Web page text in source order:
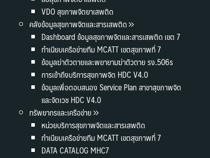
VDO สุขภาพจิตยาเสพติด
คลังข้อมูลสุขภาพจิตและสารเสพติด
Dashboard ข้อมูลสุขภาพจิตและสารเสพติด เขต 7
ทำเนียบเครือข่ายทีม MCATT เขตสุขภาพที่ 7
ข้อมูลฆ่าตัวตายและพยายามฆ่าตัวตาย รง.506s
การเข้าถึงบริการสุขภาพจิต HDC V4.0
ข้อมูลเพื่อตอบสนอง Service Plan สาขาสุขภาพจิต
และจิตเวช HDC V4.0
ทรัพยากรและเครือข่าย
หน่วยบริการสุขภาพจิตและสารเสพติด
ทำเนียบเครือข่ายทีม MCATT เขตสุขภาพที่ 7
DATA CATALOG MHC7